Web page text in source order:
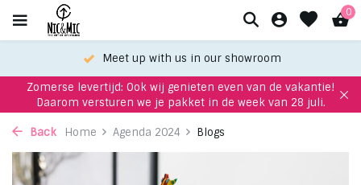
0
Meet up with us in our showroom
Zomerse levertijd: Ook wij genieten even van de vakantie!
Daarom versturen we je pakket in de week van 28 juli.
Back Home Agenda 2024 Blogs